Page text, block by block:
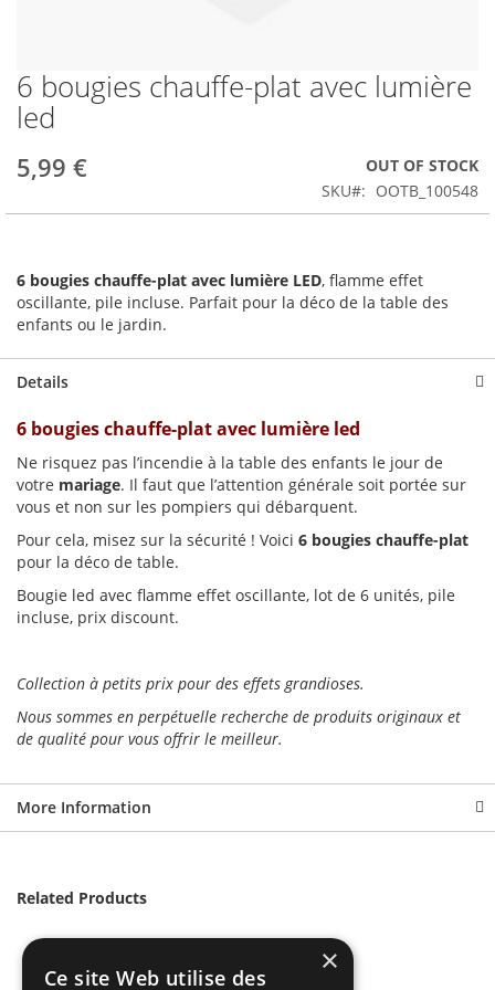
Skip
to
the
of
images
6 bougies chauffe-plat avec lumière
led
5,99 €
OUT OF STOCK
SKU
OOTB_100548
6 bougies chauffe-plat avec lumière LED, flamme effet
oscillante, pile incluse. Parfait pour la déco de la table des
enfants ou le jardin.
Details
6 bougies chauffe-plat avec lumière led
Ne risquez pas l’incendie à la table des enfants le jour de
votre mariage. Il faut que l’attention générale soit portée sur
vous et non sur les pompiers qui débarquent.
Pour cela, misez sur la sécurité ! Voici 6 bougies chauffe-plat
pour la déco de table.
Bougie led avec flamme effet oscillante, lot de 6 unités, pile
incluse, prix discount.
Collection à petits prix pour des effets grandioses.
Nous sommes en perpétuelle recherche de produits originaux et
de qualité pour vous offrir le meilleur.
More Information
Related Products
×
Ce site Web utilise des